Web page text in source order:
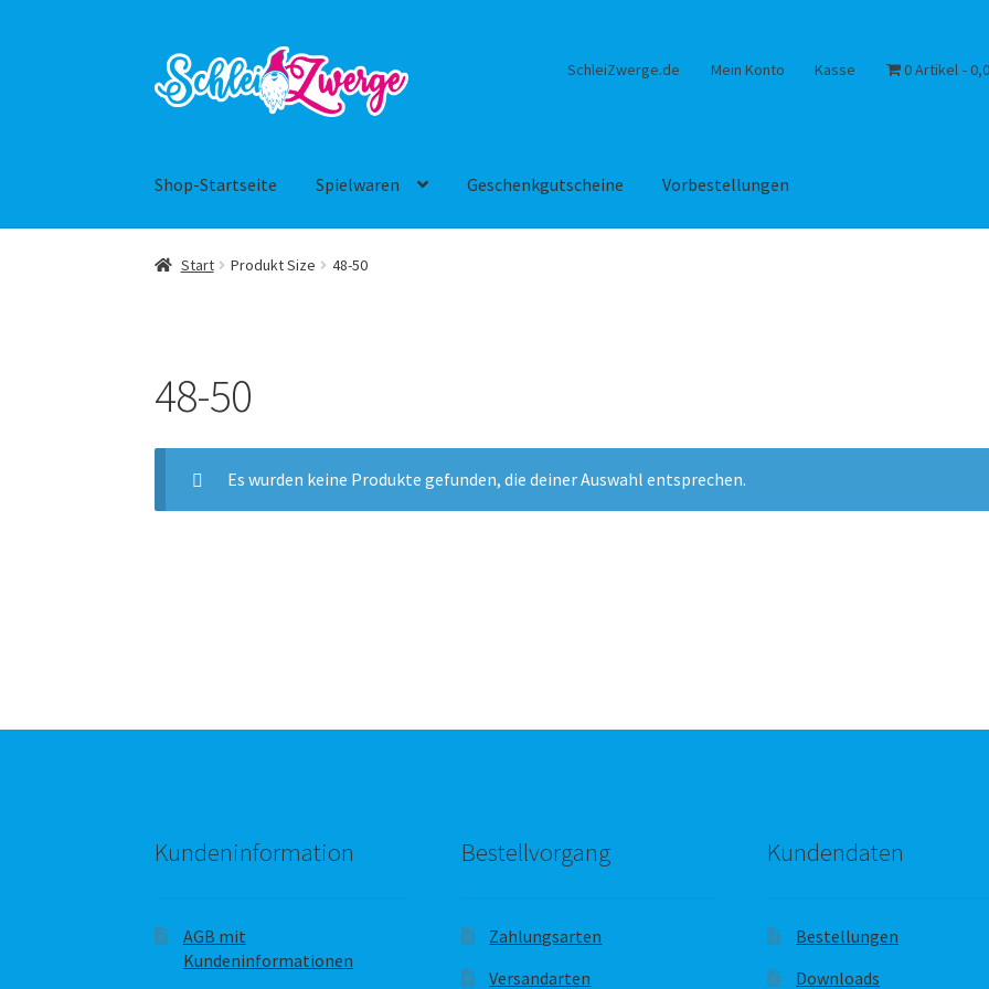
Zur
Navigation
springen
Zum
Inhalt
springen
SchleiZwerge.de Mein Konto Kasse 0 Artikel
Shop-Startseite Spielwaren Geschenkgutscheine Vorbestellungen
Start Produkt Size 48-50
48-50
Es wurden keine Produkte gefunden, die deiner Auswahl entsprechen.
Kundeninformation
AGB mit
Kundeninformationen
Bestellvorgang
Zahlungsarten
Versandarten
Kundendaten
Bestellungen
Downloads